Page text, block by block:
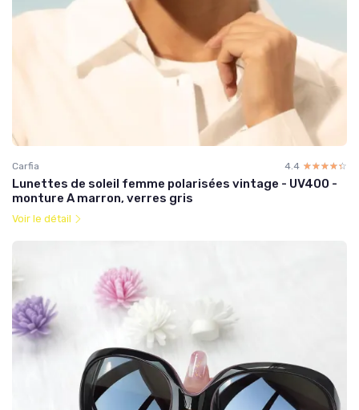
Carfia 4.4 ☆☆☆☆☆
★★★★★
Lunettes de soleil femme polarisées vintage - UV400 -
monture A marron, verres gris
Voir le détail